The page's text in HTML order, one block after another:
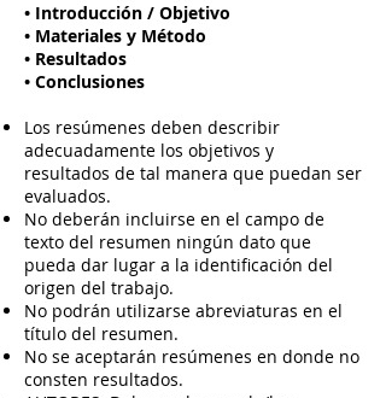
• Introducción / Objetivo
• Materiales y Método
• Resultados
• Conclusiones
Los resúmenes deben describir
adecuadamente los objetivos y
resultados de tal manera que puedan ser
evaluados.
No deberán incluirse en el campo de
texto del resumen ningún dato que
pueda dar lugar a la identificación del
origen del trabajo.
No podrán utilizarse abreviaturas en el
título del resumen.
No se aceptarán resúmenes en donde no
consten resultados.